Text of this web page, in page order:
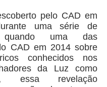
pelo CAD em
uma série de
quando uma das
CAD em 2014 sobre
conhecidos nos
da Luz como
essa revelação